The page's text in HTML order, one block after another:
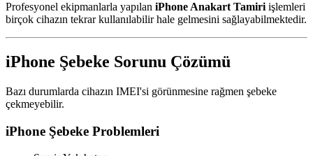
Profesyonel ekipmanlarla yapılan iPhone Anakart Tamiri işlemleri
birçok cihazın tekrar kullanılabilir hale gelmesini sağlayabilmektedir.
iPhone Şebeke Sorunu Çözümü
Bazı durumlarda cihazın IMEI'si görünmesine rağmen şebeke
çekmeyebilir.
iPhone Şebeke Problemleri